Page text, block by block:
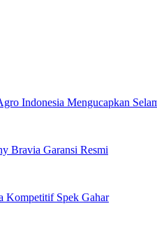
Indonesia Mengucapkan
Bravia Garansi Resmi
Kompetitif Spek Gahar